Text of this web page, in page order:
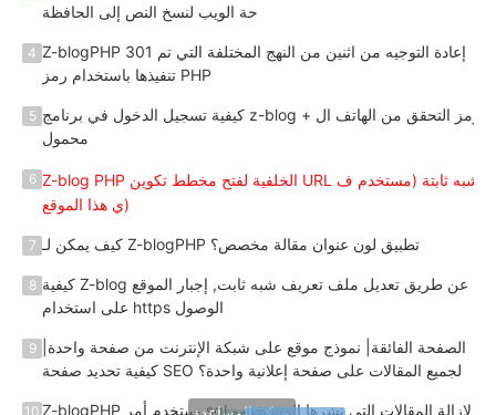
حة الويب لنسخ النص إلى الحافظة
4 Z-blogPHP 301 إعادة التوجيه من اثنين من النهج المختلفة التي تم
تنفيذها باستخدام رمز PHP
5 كيفية تسجيل الدخول في برنامج z-blog + رمز التحقق من الهاتف ال
محمول
6 Z-blog PHP الخلفية لفتح مخطط تكوين URL شبه ثابتة (مستخدم ف
ي هذا الموقع)
7 كيف يمكن لـ Z-blogPHP تطبيق لون عنوان مقالة مخصص؟
8 كيفية Z-blog عن طريق تعديل ملف تعريف شبه ثابت, إجبار الموقع
على استخدام https الوصول
9
الصفحة الفائقة| نموذج موقع على شبكة الإنترنت من صفحة واحدة|
كيفية تحديد صفحة SEO لجميع المقالات على صفحة إعلانية واحدة؟
10 Z-blogPHP يستخدم أمر sql لإزالة المقالات التي نشرها المستخدمو